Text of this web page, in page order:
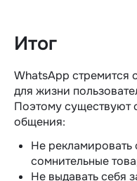
Итог
WhatsApp стремится
для жизни
Поэтому существуют
общения:
Не
сомнительные
Не выдавать себя